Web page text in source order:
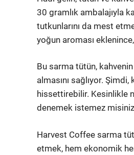
30 gramlık ambalajıyla
tutkunlarını da mest
yoğun aroması
Bu sarma tütün,
almasını sağlıyor.
hissettirebilir. Kesinlikle
denemek istemez
Harvest Coffee sarma
etmek, hem ekonomik